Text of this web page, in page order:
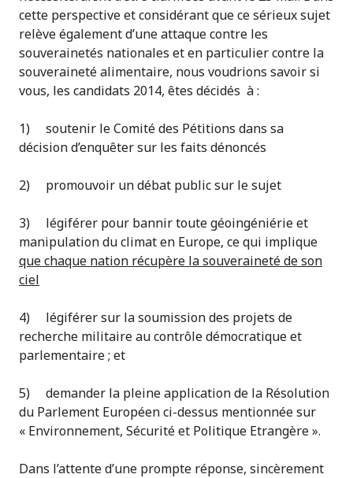
cette perspective et considérant que ce sérieux sujet
relève également d’une attaque contre les
souverainetés nationales et en particulier contre la
souveraineté alimentaire, nous voudrions savoir si
vous, les candidats 2014, êtes décidés à :
1) soutenir le Comité des Pétitions dans sa
décision d’enquêter sur les faits dénoncés
2) promouvoir un débat public sur le sujet
3) légiférer pour bannir toute géoingéniérie et
manipulation du climat en Europe, ce qui implique
que chaque nation récupère la souveraineté de son
ciel
4) légiférer sur la soumission des projets de
recherche militaire au contrôle démocratique et
parlementaire ; et
5) demander la pleine application de la Résolution
du Parlement Européen ci-dessus mentionnée sur
« Environnement, Sécurité et Politique Etrangère ».
Dans l’attente d’une prompte réponse, sincèrement